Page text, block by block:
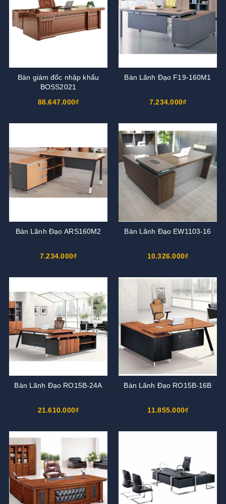
Bàn giám đốc nhập khẩu
BOSS2021
88.647.000₫
Bàn Lãnh Đạo F19-160M1
7.234.000₫
Bàn Lãnh Đạo ARS160M2
7.234.000₫
Bàn Lãnh Đạo EW1103-16
10.326.000₫
Bàn Lãnh Đạo RO15B-24A
21.610.000₫
Bàn Lãnh Đạo RO15B-16B
11.855.000₫